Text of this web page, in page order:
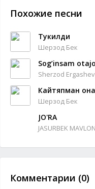
Похожие песни
Тукилди
Шерзод Бек
Sog’insam
Sherzod Ergashev
Кайтяпман она
Шерзод Бек
JO'RA
JASURBEK
Комментарии (0)